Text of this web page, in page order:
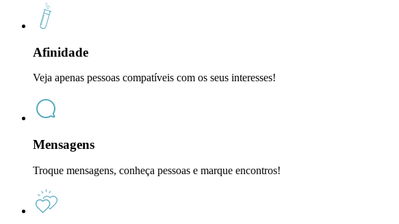
Afinidade
Veja apenas pessoas compatíveis com os seus interesses!
Mensagens
Troque mensagens, conheça pessoas e marque encontros!